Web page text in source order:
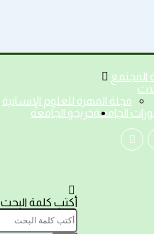
المجتمع
مجلة المهرة للعلوم الإنسانية
الجامعةخريجو الجامعة
أكتب كلمة البحث